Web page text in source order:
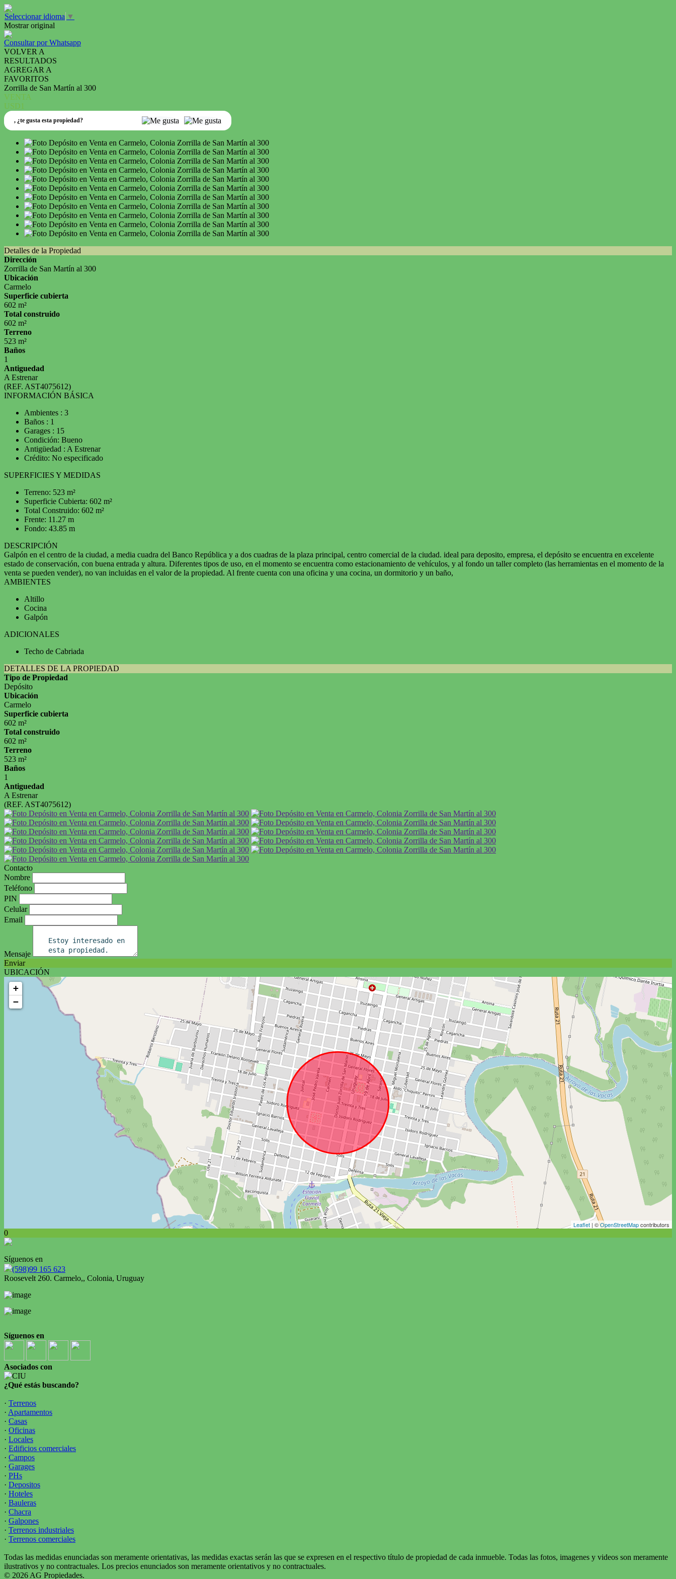
Seleccionar idioma ▼
Mostrar original
Consultar por Whatsapp
VOLVER A
RESULTADOS
AGREGAR A
FAVORITOS
Zorrilla de San Martín al 300
VENTA
USD1
, ¿te gusta esta propiedad?
Detalles de la Propiedad
Dirección
Zorrilla de San Martín al 300
Ubicación
Carmelo
Superficie cubierta
602 m²
Total construido
602 m²
Terreno
523 m²
Baños
1
Antiguedad
A Estrenar
(REF. AST4075612)
INFORMACIÓN BÁSICA
Ambientes : 3
Baños : 1
Garages : 15
Condición: Bueno
Antigüedad : A Estrenar
Crédito: No especificado
SUPERFICIES Y MEDIDAS
Terreno: 523 m²
Superficie Cubierta: 602 m²
Total Construido: 602 m²
Frente: 11.27 m
Fondo: 43.85 m
DESCRIPCIÓN
Galpón en el centro de la ciudad, a media cuadra del Banco República y a dos cuadras de la plaza principal, centro comercial de la ciudad. ideal para deposito, empresa, el depósito se encuentra en excelente
estado de conservación, con buena entrada y altura. Diferentes tipos de uso, en el momento se encuentra como estacionamiento de vehículos, y al fondo un taller completo (las herramientas en el momento de la
venta se pueden vender), no van incluidas en el valor de la propiedad. Al frente cuenta con una oficina y una cocina, un dormitorio y un baño,
AMBIENTES
Altillo
Cocina
Galpón
ADICIONALES
Techo de Cabriada
DETALLES DE LA PROPIEDAD
Tipo de Propiedad
Depósito
Ubicación
Carmelo
Superficie cubierta
602 m²
Total construido
602 m²
Terreno
523 m²
Baños
1
Antiguedad
A Estrenar
(REF. AST4075612)
Contacto
Nombre
Teléfono
PIN
Celular
Email
Mensaje
Enviar
UBICACIÓN
+
−
Leaflet | ©OpenStreetMapcontributors
0
Síguenos en
(598)99 165 623
Roosevelt 260. Carmelo,, Colonia, Uruguay
Síguenos en
Asociados con
¿Qué estás buscando?
· Terrenos
· Apartamentos
· Casas
· Oficinas
· Locales
· Edificios comerciales
· Campos
· Garages
· PHs
· Depositos
· Hoteles
· Bauleras
· Chacra
· Galpones
· Terrenos industriales
· Terrenos comerciales
Todas las medidas enunciadas son meramente orientativas, las medidas exactas serán las que se expresen en el respectivo título de propiedad de cada inmueble. Todas las fotos, imagenes y videos son meramente
ilustrativos y no contractuales. Los precios enunciados son meramente orientativos y no contractuales.
© 2026 AG Propiedades.